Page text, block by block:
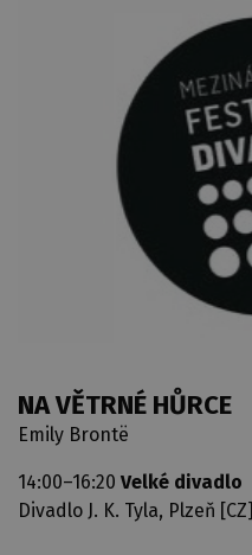
NA VĚTRNÉ HŮRCE
Emily Brontë
14:00–16:20 Velké divadlo
Divadlo J. K. Tyla, Plzeň [CZ]